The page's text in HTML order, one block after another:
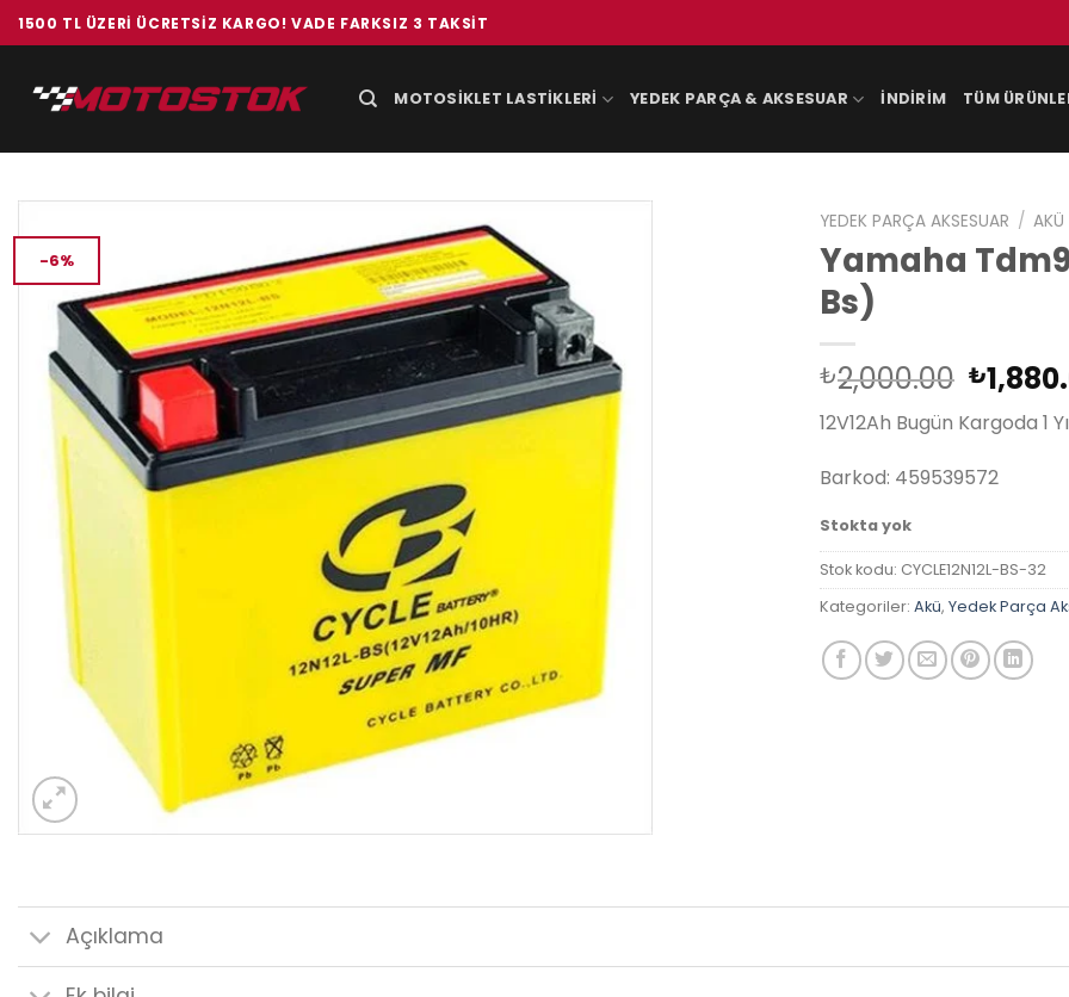
İçeriğe
atla
1500 TL ÜZERI ÜCRETSIZ KARGO! VADE FARKSIZ 3 TAKSIT
MOTOSIKLET LASTIKLERI YEDEK PARÇA & AKSESUAR İNDIRIM TÜM
-6%
YEDEK PARÇA AKSESUAR / AKÜ
Yamaha
Bs)
₺2,000.00
fiyat:
₺
12V12Ah Bugün Kargoda 1
Barkod: 459539572
Stokta yok
Stok kodu: CYCLE12N12L-BS-32
Kategoriler: Akü, Yedek Parça
Açıklama